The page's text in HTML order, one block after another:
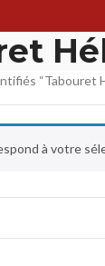
“Tabouret
à votre